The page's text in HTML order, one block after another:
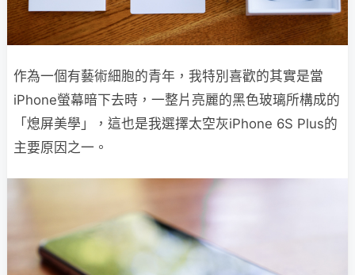
作為一個有藝術細胞的青年，我特別喜歡的其實是當
iPhone螢幕暗下去時，一整片亮麗的黑色玻璃所構成的
「熄屏美學」，這也是我選擇太空灰iPhone 6S Plus的
主要原因之一。